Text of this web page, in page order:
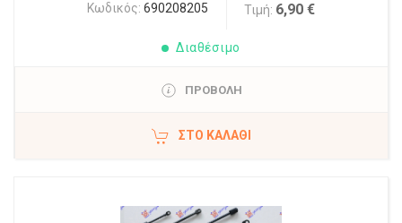
Κωδικός: 690208205 Τιμή: 6,90 €
Διαθέσιμο
ΠΡΟΒΟΛΗ
ΣΤΟ ΚΑΛΆΘΙ